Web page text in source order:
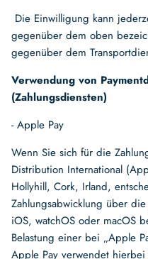
Die Einwilligung kann
gegenüber dem oben
gegenüber dem
Verwendung von
(Zahlungsdiensten)
- Apple Pay
Wenn Sie sich für die
Distribution International
Hollyhill, Cork, Irland,
Zahlungsabwicklung über
iOS, watchOS oder macOS
Belastung einer bei „Apple
Apple Pay verwendet